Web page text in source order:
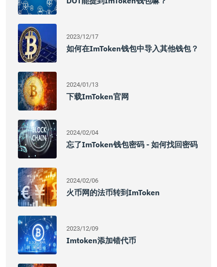
2023/12/17
如何在imToken钱包中导入其他钱包？
2024/01/13
下载imToken官网
2024/02/04
忘了imToken钱包密码 - 如何找回密码
2024/02/06
火币网的法币转到imToken
2023/12/09
Imtoken添加错代币